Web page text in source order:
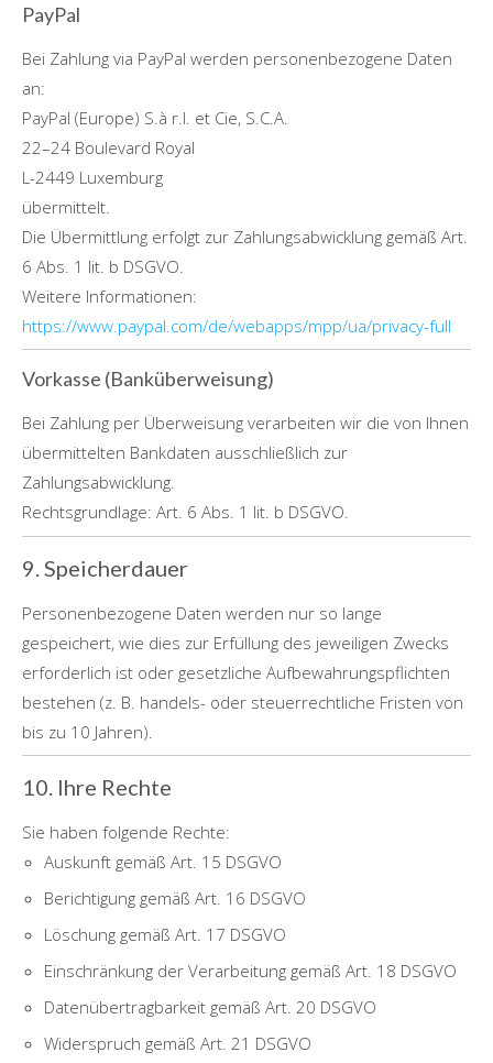
PayPal
Bei Zahlung via PayPal werden personenbezogene Daten
an:
PayPal (Europe) S.à r.l. et Cie, S.C.A.
22–24 Boulevard Royal
L-2449 Luxemburg
übermittelt.
Die Übermittlung erfolgt zur Zahlungsabwicklung gemäß Art.
6 Abs. 1 lit. b DSGVO.
Weitere Informationen:
https://www.paypal.com/de/webapps/mpp/ua/privacy-full
Vorkasse (Banküberweisung)
Bei Zahlung per Überweisung verarbeiten wir die von Ihnen
übermittelten Bankdaten ausschließlich zur
Zahlungsabwicklung.
Rechtsgrundlage: Art. 6 Abs. 1 lit. b DSGVO.
9. Speicherdauer
Personenbezogene Daten werden nur so lange
gespeichert, wie dies zur Erfüllung des jeweiligen Zwecks
erforderlich ist oder gesetzliche Aufbewahrungspflichten
bestehen (z. B. handels- oder steuerrechtliche Fristen von
bis zu 10 Jahren).
10. Ihre Rechte
Sie haben folgende Rechte:
Auskunft gemäß Art. 15 DSGVO
Berichtigung gemäß Art. 16 DSGVO
Löschung gemäß Art. 17 DSGVO
Einschränkung der Verarbeitung gemäß Art. 18 DSGVO
Datenübertragbarkeit gemäß Art. 20 DSGVO
Widerspruch gemäß Art. 21 DSGVO